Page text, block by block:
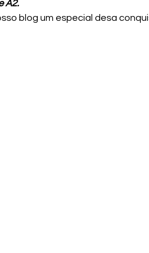
A2.
blog um especial desa